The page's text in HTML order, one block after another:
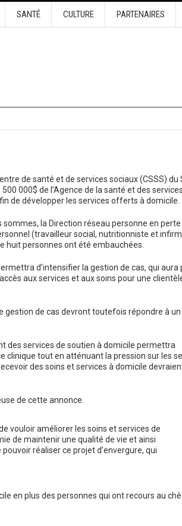
SANTÉ CULTURE PARTENAIRES
de santé et de services sociaux (CSSS) du
000$ de l’Agence de la santé et des services
de développer les services offerts à domicile.
sommes, la Direction réseau personne en perte
(travailleur social, nutritionniste et
huit personnes ont été embauchées.
d’intensifier la gestion de cas, qui aura
aux services et aux soins pour une
gestion de cas devront toutefois répondre à un
des services de soutien à domicile permettra
clinique tout en atténuant la pression sur les
des soins et services à domicile
de cette annonce.
vouloir améliorer les soins et services de
de maintenir une qualité de vie et ainsi
réaliser ce projet d’envergure, qui
en plus des personnes qui ont recours au